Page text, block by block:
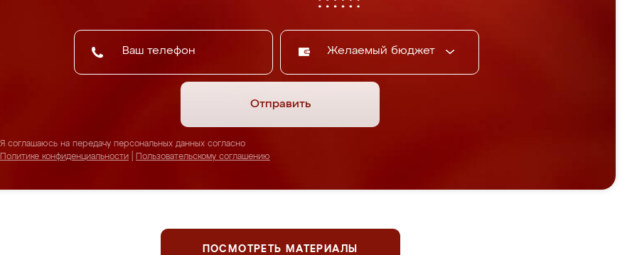
Желаемый бюджет
Отправить
Я соглашаюсь на передачу персональных данных согласно
Политике конфиденциальности
Пользовательскому соглашению
ПОСМОТРЕТЬ МАТЕРИАЛЫ